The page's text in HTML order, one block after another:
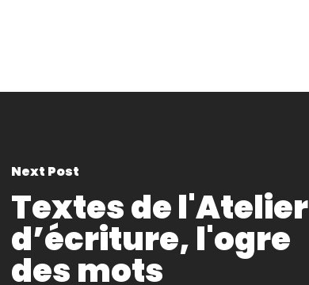
Next Post
Textes de l'Atelier
d’écriture, l'ogre
des mots